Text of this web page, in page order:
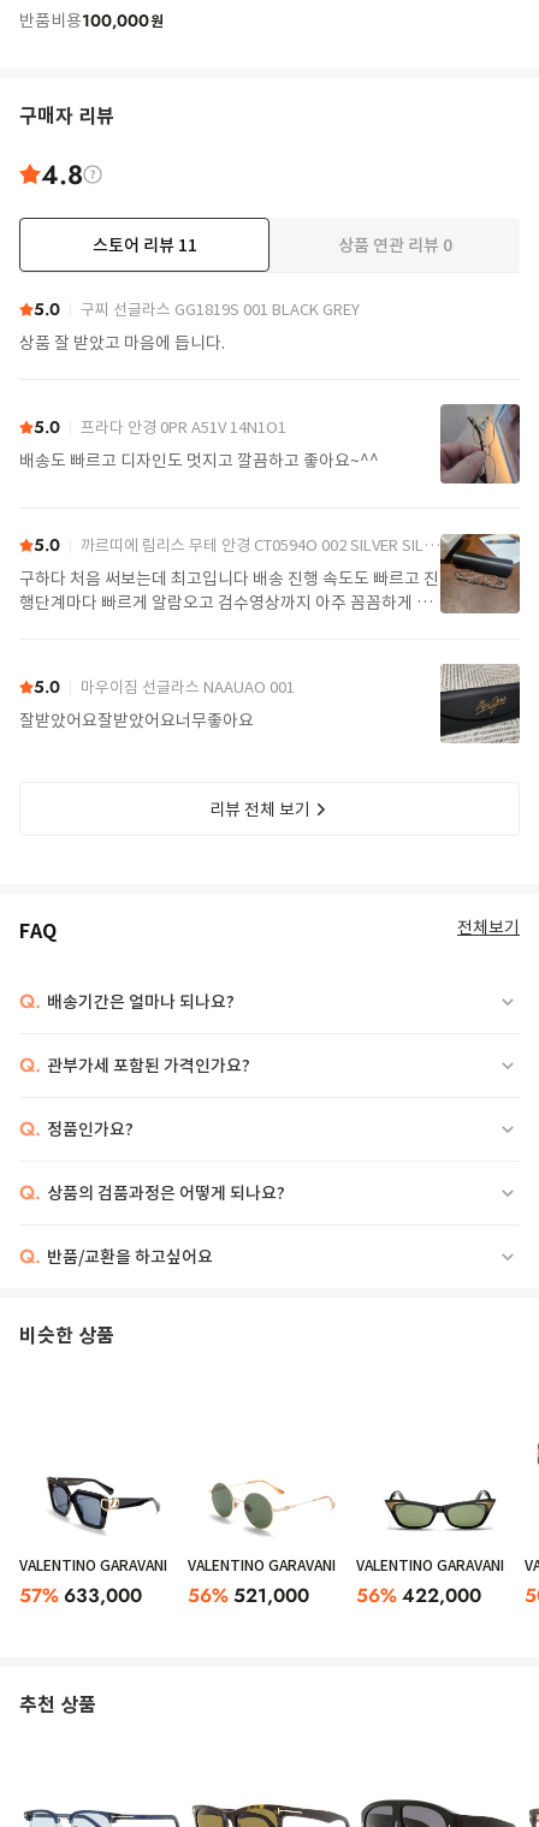
반품비용100,000원
구매자 리뷰
4.8
스토어 리뷰 11 상품 연관 리뷰 0
5.0 구찌 선글라스 GG1819S 001 BLACK GREY
상품 잘 받았고 마음에 듭니다.
5.0 프라다 안경 0PR A51V 14N1O1
배송도 빠르고 디자인도 멋지고 깔끔하고 좋아요~^^
5.0 까르띠에 림리스 무테 안경 CT0594O 002 SILVER SILVER TRANSPARENT
구하다 처음 써보는데 최고입니다 배송 진행 속도도 빠르고 진
행단계마다 빠르게 알람오고 검수영상까지 아주 꼼꼼하게 찍
5.0 마우이짐 선글라스 NAAUAO 001
잘받았어요잘받았어요너무좋아요
리뷰 전체 보기
FAQ 전체보기
Q. 배송기간은 얼마나 되나요?
Q. 관부가세 포함된 가격인가요?
Q. 정품인가요?
Q. 상품의 검품과정은 어떻게 되나요?
Q. 반품/교환을 하고싶어요
비슷한 상품
VALENTINO GARAVANI
57%633,000
VALENTINO GARAVANI
56%521,000
VALENTINO GARAVANI
56%422,000
추천 상품